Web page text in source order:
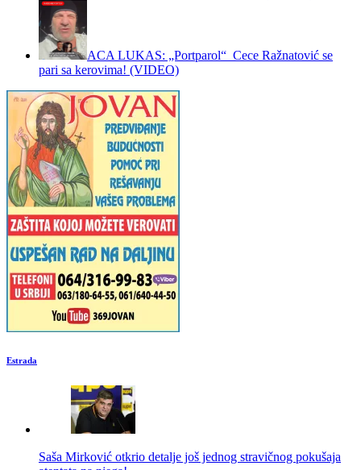
ACA LUKAS: „Portparol“ Cece Ražnatović se
pari sa kerovima! (VIDEO)
Estrada
Saša Mirković otkrio detalje još jednog stravičnog pokušaja